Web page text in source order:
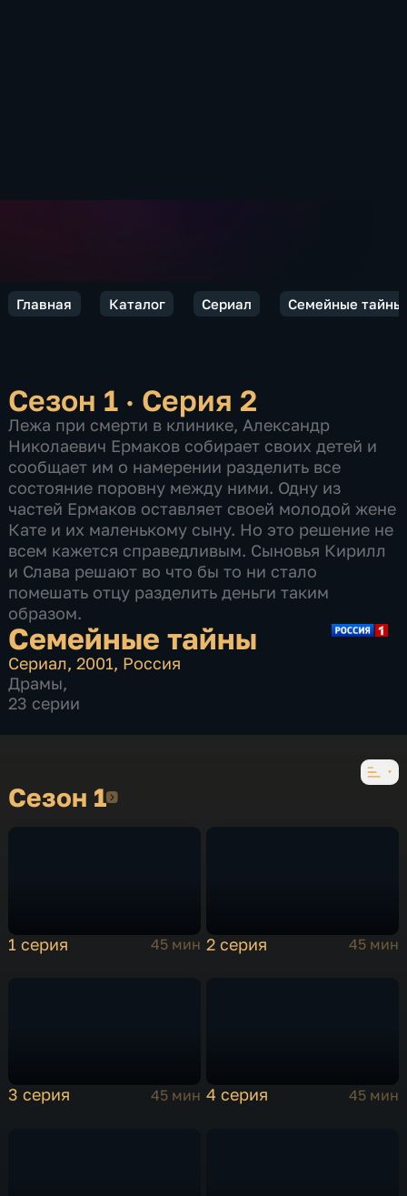
Главная Каталог Сериал Семейные тайны
Сезон 1 · Серия 2
Лежа при смерти в клинике, Александр
Николаевич Ермаков собирает своих детей и
сообщает им о намерении разделить все
состояние поровну между ними. Одну из
частей Ермаков оставляет своей молодой жене
Кате и их маленькому сыну. Но это решение не
всем кажется справедливым. Сыновья Кирилл
и Слава решают во что бы то ни стало
помешать отцу разделить деньги таким
образом.
Семейные тайны
Сериал,2001, Россия
Драмы,
23 серии
Сезон 1Сезон 1
1 серия 45 мин 2 серия 45 мин
3 серия 45 мин 4 серия 45 мин